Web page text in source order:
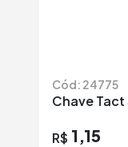
Cód: 24775
Chave Tact
R$ 1,15